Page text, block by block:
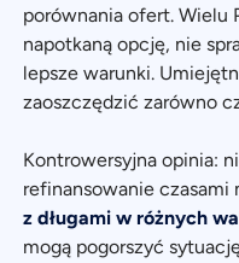
porównania ofert. Wielu
napotkaną opcję, nie
lepsze warunki.
zaoszczędzić zarówno
Kontrowersyjna opinia:
refinansowanie czasami
z długami w różnych
mogą pogorszyć